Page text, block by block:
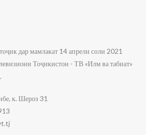
дар мамлакат 14 апрели соли 2021
Тоҷикистон - ТВ «Илм ва табиат»
к. Шероз 31